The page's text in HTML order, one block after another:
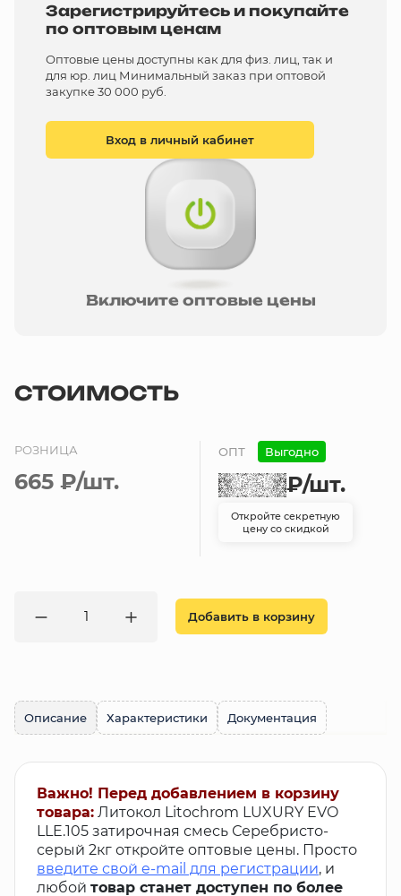
Зарегистрируйтесь и покупайте
по оптовым ценам
Оптовые цены доступны как для физ. лиц, так и
для юр. лиц Минимальный заказ при оптовой
закупке 30 000 руб.
Вход в личный кабинет
Включите оптовые цены
СТОИМОСТЬ
РОЗНИЦА
665 ₽/шт.
ОПТ Выгодно
₽/шт.
Откройте секретную
цену со скидкой
Добавить в корзину
Описание Характеристики Документация
Важно! Перед добавлением в корзину
товара: Литокол Litochrom LUXURY EVO
LLE.105 затирочная смесь Серебристо-
серый 2кг откройте оптовые цены. Просто
введите свой e-mail для регистрации, и
любой товар станет доступен по более